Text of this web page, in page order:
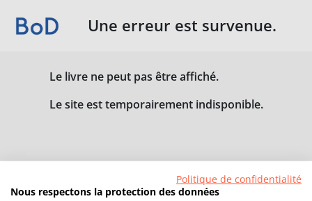
Une erreur est survenue.
Le livre ne peut pas être affiché.
Le site est temporairement indisponible.
Politique de confidentialité
Nous respectons la protection des données